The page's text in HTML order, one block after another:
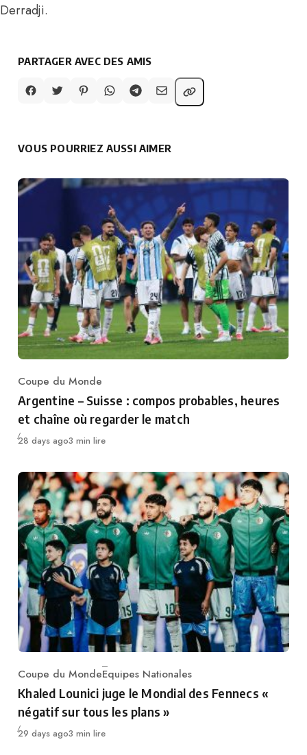
Derradji.
PARTAGER AVEC DES AMIS
VOUS POURRIEZ AUSSI AIMER
Category
Coupe du Monde
Argentine – Suisse : compos probables, heures
et chaîne où regarder le match
Publié
28 days ago3 min lire
Category
Coupe du MondeEquipes Nationales
Khaled Lounici juge le Mondial des Fennecs «
négatif sur tous les plans »
Publié
29 days ago3 min lire